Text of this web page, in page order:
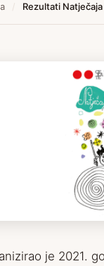
/ Rezultati
je 2021.